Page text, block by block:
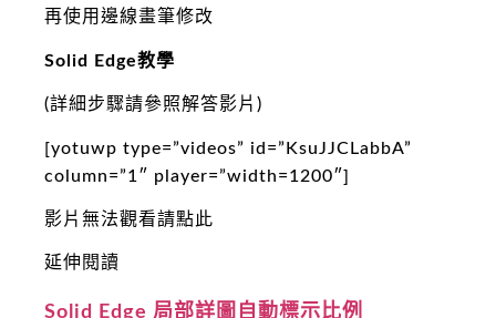
再使用邊線畫筆修改
Solid Edge教學
(詳細步驟請參照解答影片)
[yotuwp type=”videos” id=”KsuJJCLabbA”
column=”1″ player=”width=1200″]
影片無法觀看請點此
延伸閱讀
Solid Edge 局部詳圖自動標示比例